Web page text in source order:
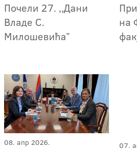
Почели 27. ,,Дани
Владе С.
Милошевићаˮ
на
08. апр 2026. 07.